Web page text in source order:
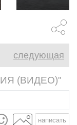
следующая
(ВИДЕО)"
написать